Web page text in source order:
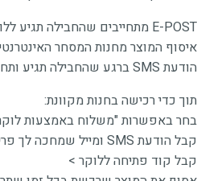
איסוף המוצר מחנות המסחר
הודעת SMS ברגע שהחבילה תגיע ותחכה לך בלוקר.
תוך כדי רכישה בחנות מקוונת:
בחר באפשרות "משלוח באמצעות
קבל הודעת SMS ומייל שמחכה לך פריט דואר בלוקר סמוך לביתך >
קבל קוד פתיחה ללוקר >